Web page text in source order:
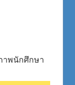
าพนักศึกษา